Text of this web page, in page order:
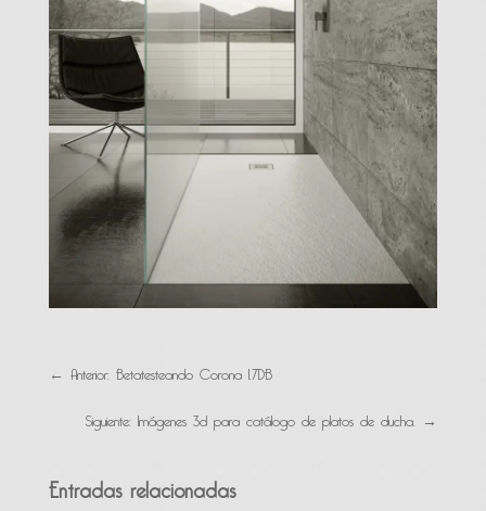
← Anterior: Betatesteando Corona 1.7DB
Siguiente: Imágenes 3d para catálogo de platos de ducha. →
Entradas relacionadas